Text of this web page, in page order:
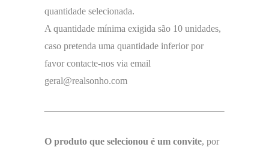
quantidade selecionada.
A quantidade mínima exigida são 10 unidades,
caso pretenda uma quantidade inferior por
favor contacte-nos via email
geral@realsonho.com
O produto que selecionou é um convite, por